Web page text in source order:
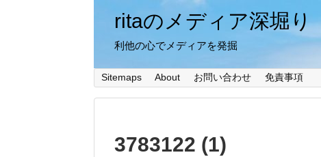
ritaのメディア深堀り
利他の心でメディアを発掘
Sitemaps About お問い合わせ 免責事項
3783122 (1)